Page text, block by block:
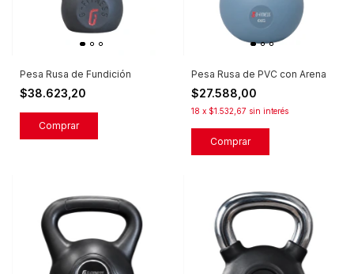
Pesa Rusa de Fundición
$38.623,20
Comprar
Pesa Rusa de PVC con Arena
$27.588,00
18 x $1.532,67 sin interés
Comprar